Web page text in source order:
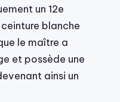
un 12e
blanche
le maître a
et possède une
ainsi un